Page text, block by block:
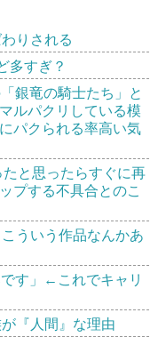
りされる
多すぎ？
銀竜の騎士たち」と
ルパクリしている模
パクられる率高い気
たと思ったらすぐに再
プする不具合とのこ
ういう作品なんかあ
す」←これでキャリ
『人間』な理由